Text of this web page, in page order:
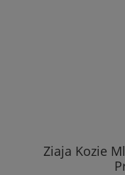
Ziaja Kozie